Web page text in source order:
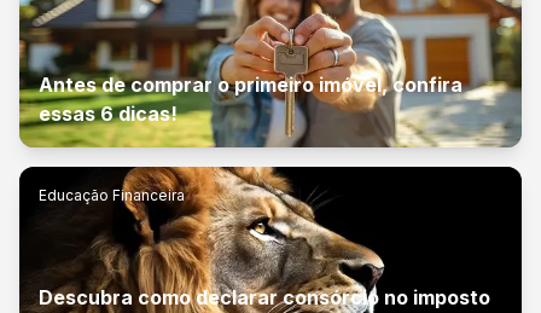
Antes de comprar o primeiro imóvel, confira
essas 6 dicas!
Educação Financeira
Descubra como declarar consórcio no imposto